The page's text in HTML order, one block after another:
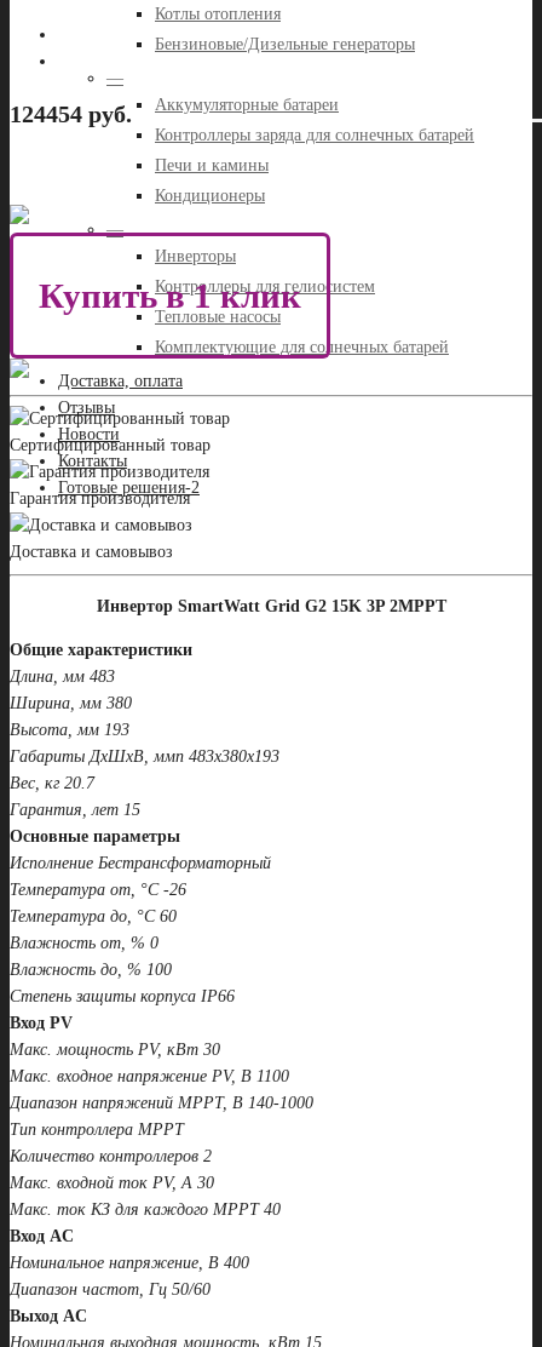
Котлы отопления
Бензиновые/Дизельные генераторы
—
Аккумуляторные батареи
Контроллеры заряда для солнечных батарей
Печи и камины
Кондиционеры
—
Инверторы
Контроллеры для гелиосистем
Тепловые насосы
Комплектующие для солнечных батарей
Доставка, оплата
Отзывы
Новости
Контакты
Готовые решения-2
124454 руб.
Купить в 1 клик
Сертифицированный товар
Гарантия производителя
Доставка и самовывоз
Инвертор SmartWatt Grid G2 15K 3P 2MPPT
Общие характеристики
Длина, мм 483
Ширина, мм 380
Высота, мм 193
Габариты ДxШxВ, ммn 483x380x193
Вес, кг 20.7
Гарантия, лет 15
Основные параметры
Исполнение Бестрансформаторный
Температура от, °С -26
Температура до, °С 60
Влажность от, % 0
Влажность до, % 100
Степень защиты корпуса IP66
Вход PV
Макс. мощность PV, кВт 30
Макс. входное напряжение PV, В 1100
Диапазон напряжений МРРT, В 140-1000
Тип контроллера MPPT
Количество контроллеров 2
Макс. входной ток PV, А 30
Макс. ток КЗ для каждого МРРТ 40
Вход AC
Номинальное напряжение, В 400
Диапазон частот, Гц 50/60
Выход AC
Номинальная выходная мощность, кВт 15